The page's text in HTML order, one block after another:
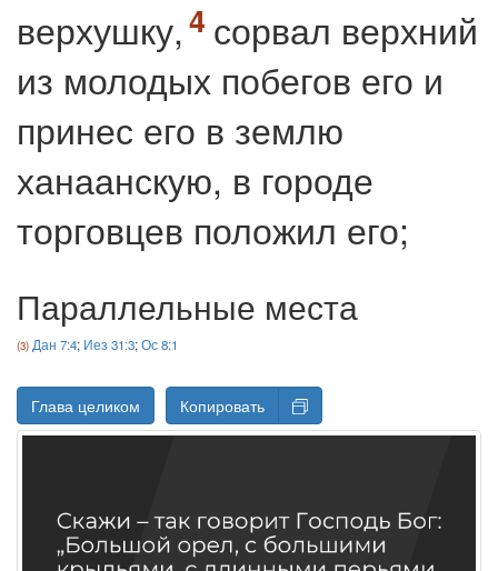
верхушку,
сорвал верхний
из молодых побегов его и
принес его в землю
ханаанскую, в городе
торговцев положил его;
Параллельные места
Дан 7:4; Иез 31:3;Ос 8:1
Глава целиком Копировать